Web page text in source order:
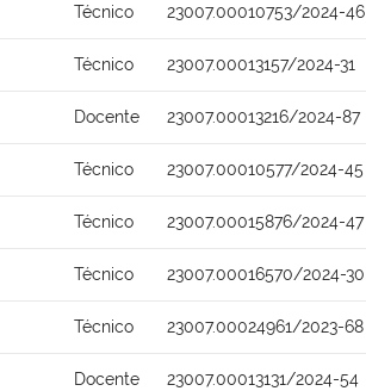
Técnico 23007.00010753/2024-46
Técnico 23007.00013157/2024-31
Docente 23007.00013216/2024-87
Técnico 23007.00010577/2024-45
Técnico 23007.00015876/2024-47
Técnico 23007.00016570/2024-30
Técnico 23007.00024961/2023-68
Docente 23007.00013131/2024-54